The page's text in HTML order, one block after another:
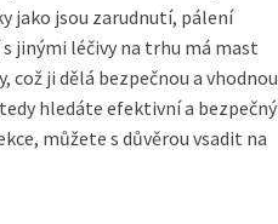
jako jsou zarudnutí, pálení
jinými léčivy na trhu má mast
což ji dělá bezpečnou a vhodnou
hledáte efektivní a bezpečný
můžete s důvěrou vsadit na